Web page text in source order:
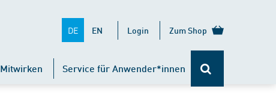
DE EN Login Zum Shop
Mitwirken Service für Anwender*innen